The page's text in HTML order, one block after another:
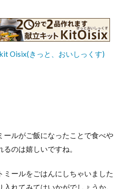
Oisix(きっと、おいしっくす)
ールがご飯になったことで食べや
のは嬉しいですね。
ミールをごはんにしちゃいました
れてみてはいかがでしょうか。